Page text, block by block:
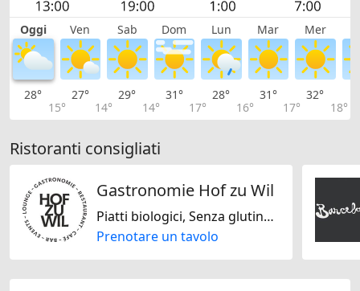
Oggi Ven Sab Dom Lun Mar Mer
28°
15°
27°
14°
29°
14°
31°
17°
28°
16°
31°
17°
32°
18°
Ristoranti consigliati
Gastronomie Hof zu Wil
Piatti biologici, Senza glutine, Halal, Vegetariano Jain, Senza lattosio, Solo vegano, Solo vegetariano, Senza noci, Senza soja, Francese, Italiana, Tedesco, Svizzera
Prenotare un tavolo